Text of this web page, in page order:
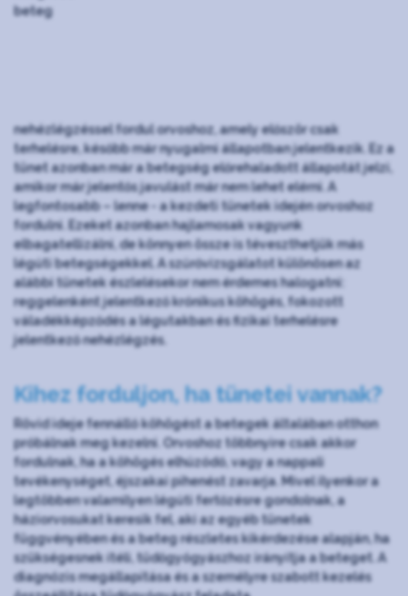
beteg
nehézlégzéssel fordul orvoshoz, amely először csak
terhelésre, később már nyugalmi állapotban jelentkezik. Ez a
tünet azonban már a betegség előrehaladott állapotát jelzi,
amikor már jelentős javulást már nem lehet elérni. A
legfontosabb – lenne - a kezdeti tünetek idején orvoshoz
fordulni. Ezeket azonban hajlamosak vagyunk
elbagatellizálni, de könnyen össze is téveszthetjük más
légúti betegségekkel. A szűrővizsgálatot különösen az
alábbi tünetek észlelésekor nem érdemes halogatni:
reggelenként jelentkező krónikus köhögés, fokozott
váladékképződés a légutakban és fizikai terhelésre
jelentkező nehézlégzés.
Kihez forduljon, ha tünetei vannak?
Rövid ideje fennálló köhögést a betegek általában otthon
próbálnak meg kezelni. Orvoshoz többnyire csak akkor
fordulnak, ha a köhögés elhúzódó, vagy a nappali
tevékenységet, éjszakai pihenést zavarja. Mivel ilyenkor a
legtöbben valamilyen légúti fertőzésre gondolnak, a
háziorvosukat keresik fel, aki az egyéb tünetek
függvényében és a beteg részletes kikérdezése alapján, ha
szükségesnek ítéli, tüdőgyógyászhoz irányítja a beteget. A
diagnózis megállapítása és a személyre szabott kezelés